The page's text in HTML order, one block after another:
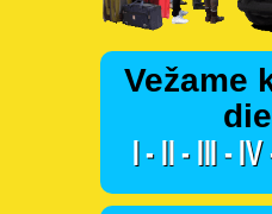
Vežame